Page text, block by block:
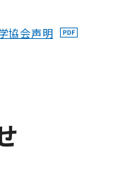
協会声明